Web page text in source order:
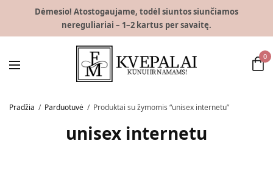
Dėmesio! Atostogaujame, todėl siuntos siunčiamos
nereguliariai – 1–2 kartus per savaitę.
0
Pradžia / Parduotuvė / Produktai su žymomis “unisex internetu”
unisex internetu